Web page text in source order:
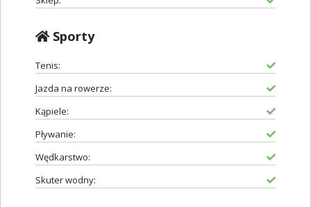
Sporty
Tenis:
Jazda na rowerze:
Kąpiele:
Pływanie:
Wędkarstwo:
Skuter wodny: